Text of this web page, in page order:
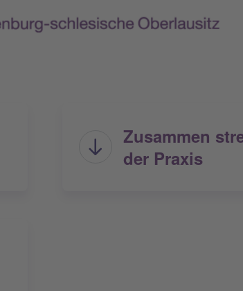
Zusammen
der Praxis